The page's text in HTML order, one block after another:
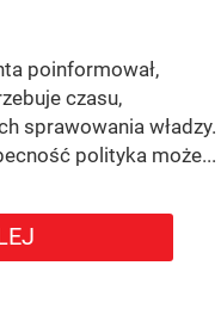
poinformował,
czasu,
sprawowania władzy.
polityka może...